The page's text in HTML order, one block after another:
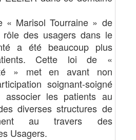
« Marisol Tourraine » de
des usagers dans le
a été beaucoup plus
Cette loi de «
» met en avant non
soignant-soigné
associer les patients au
diverses structures de
au travers des
Usagers.